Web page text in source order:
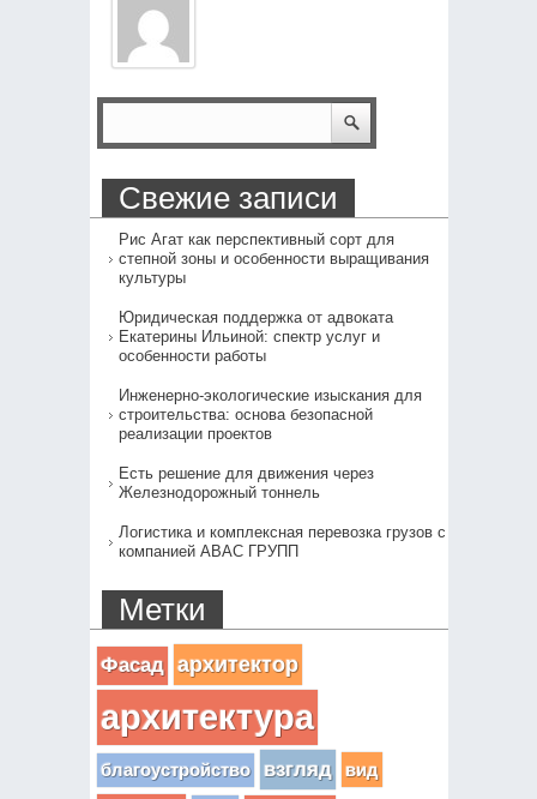
Свежие записи
Рис Агат как перспективный сорт для
степной зоны и особенности выращивания
культуры
Юридическая поддержка от адвоката
Екатерины Ильиной: спектр услуг и
особенности работы
Инженерно-экологические изыскания для
строительства: основа безопасной
реализации проектов
Есть решение для движения через
Железнодорожный тоннель
Логистика и комплексная перевозка грузов с
компанией АВАС ГРУПП
Метки
Фасад архитектор
архитектура
благоустройство взгляд вид